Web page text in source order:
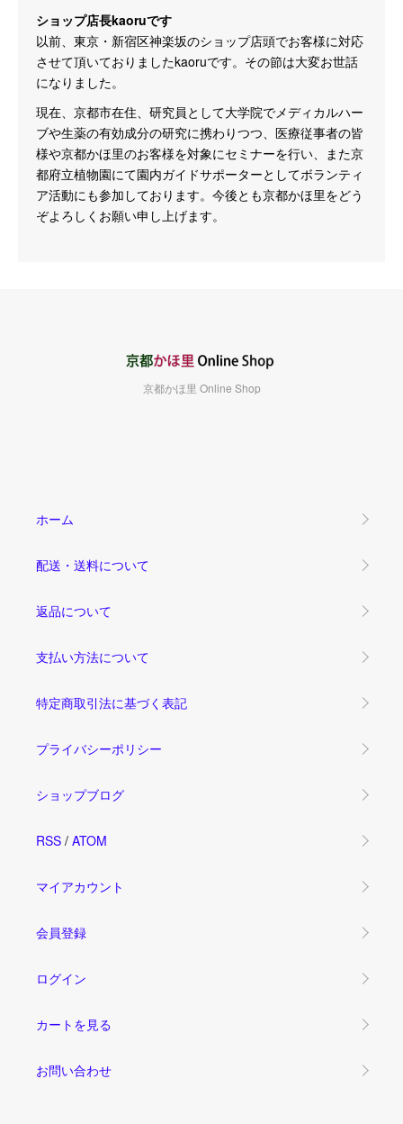
ショップ店長kaoruです
以前、東京・新宿区神楽坂のショップ店頭でお客様に対応
させて頂いておりましたkaoruです。その節は大変お世話
になりました。
現在、京都市在住、研究員として大学院でメディカルハー
ブや生薬の有効成分の研究に携わりつつ、医療従事者の皆
様や京都かほ里のお客様を対象にセミナーを行い、また京
都府立植物園にて園内ガイドサポーターとしてボランティ
ア活動にも参加しております。今後とも京都かほ里をどう
ぞよろしくお願い申し上げます。
京都かほ里 Online Shop
ホーム
配送・送料について
返品について
支払い方法について
特定商取引法に基づく表記
プライバシーポリシー
ショップブログ
RSS / ATOM
マイアカウント
会員登録
ログイン
カートを見る
お問い合わせ